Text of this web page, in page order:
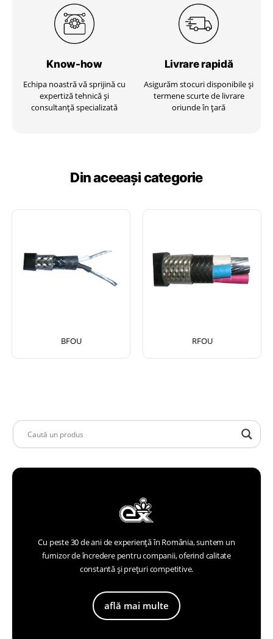
Know-how
Echipa noastră vă sprijină cu
expertiză tehnică și
consultanță specializată
Livrare rapidă
Asigurăm stocuri disponibile și
termene scurte de livrare
oriunde în țară
Din aceeași categorie
BFOU RFOU
Cu peste 30 de ani de experiență în România, suntem un
furnizor de încredere pentru companii, oferind calitate
constantă și prețuri competitive.
află mai multe